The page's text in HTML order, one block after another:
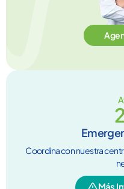
Coordina con nuestra
Más